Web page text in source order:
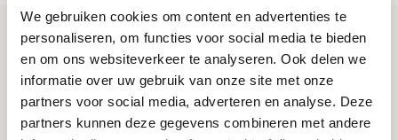
We gebruiken cookies om content en advertenties te
personaliseren, om functies voor social media te bieden
en om ons websiteverkeer te analyseren. Ook delen we
informatie over uw gebruik van onze site met onze
partners voor social media, adverteren en analyse. Deze
partners kunnen deze gegevens combineren met andere
Ik wil graag kennismaken
+31 (0)85 876 94 80